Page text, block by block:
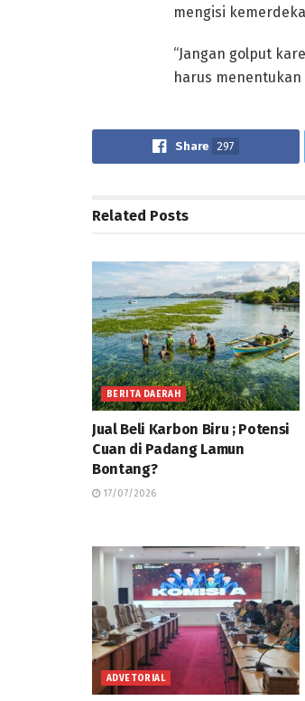
mengisi
“Jangan golput
harus menentukan
Share 297
Related Posts
BERITA DAERAH
Jual Beli Karbon Biru ; Potensi
Cuan di Padang Lamun
Bontang?
17/07/2026
ADVETORIAL